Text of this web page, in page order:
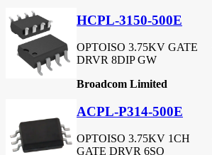
HCPL-3150-500E
OPTOISO 3.75KV GATE
DRVR 8DIP GW
Broadcom Limited
ACPL-P314-500E
OPTOISO 3.75KV 1CH
GATE DRVR 6SO